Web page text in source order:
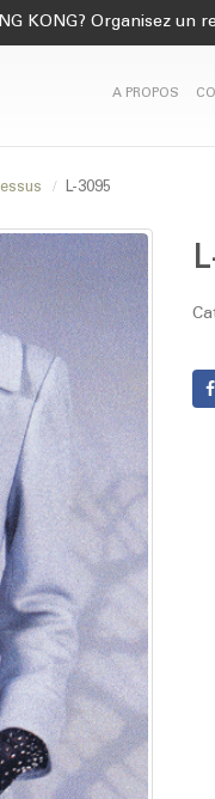
KONG? Organisez un
A PROPOS
L-3095